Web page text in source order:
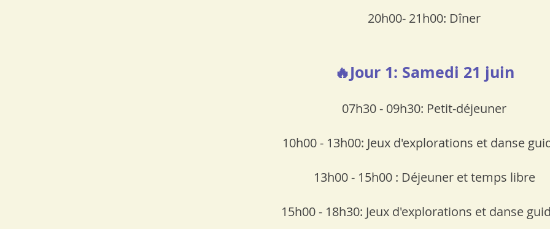
20h00- 21h00: Dîner
🔥Jour 1: Samedi 21 juin
07h30 - 09h30: Petit-déjeuner
10h00 - 13h00: Jeux d'explorations et danse
13h00 - 15h00 : Déjeuner et temps libre
15h00 - 18h30: Jeux d'explorations et danse